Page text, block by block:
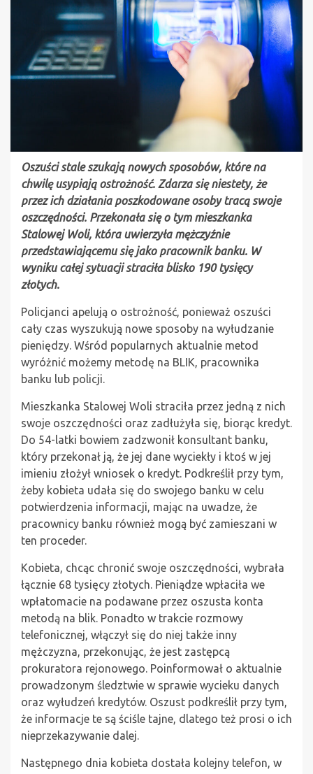
Oszuści stale szukają nowych sposobów, które na
chwilę usypiają ostrożność. Zdarza się niestety, że
przez ich działania poszkodowane osoby tracą swoje
oszczędności. Przekonała się o tym mieszkanka
Stalowej Woli, która uwierzyła mężczyźnie
przedstawiającemu się jako pracownik banku. W
wyniku całej sytuacji straciła blisko 190 tysięcy
złotych.
Policjanci apelują o ostrożność, ponieważ oszuści
cały czas wyszukują nowe sposoby na wyłudzanie
pieniędzy. Wśród popularnych aktualnie metod
wyróżnić możemy metodę na BLIK, pracownika
banku lub policji.
Mieszkanka Stalowej Woli straciła przez jedną z nich
swoje oszczędności oraz zadłużyła się, biorąc kredyt.
Do 54-latki bowiem zadzwonił konsultant banku,
który przekonał ją, że jej dane wyciekły i ktoś w jej
imieniu złożył wniosek o kredyt. Podkreślił przy tym,
żeby kobieta udała się do swojego banku w celu
potwierdzenia informacji, mając na uwadze, że
pracownicy banku również mogą być zamieszani w
ten proceder.
Kobieta, chcąc chronić swoje oszczędności, wybrała
łącznie 68 tysięcy złotych. Pieniądze wpłaciła we
wpłatomacie na podawane przez oszusta konta
metodą na blik. Ponadto w trakcie rozmowy
telefonicznej, włączył się do niej także inny
mężczyzna, przekonując, że jest zastępcą
prokuratora rejonowego. Poinformował o aktualnie
prowadzonym śledztwie w sprawie wycieku danych
oraz wyłudzeń kredytów. Oszust podkreślił przy tym,
że informacje te są ściśle tajne, dlatego też prosi o ich
nieprzekazywanie dalej.
Następnego dnia kobieta dostała kolejny telefon, w